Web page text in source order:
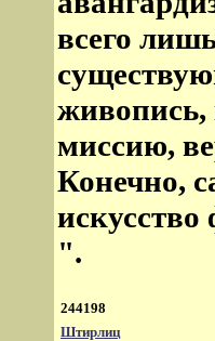
всего
миссию,
Конечно,
".
244198
Штирлиц